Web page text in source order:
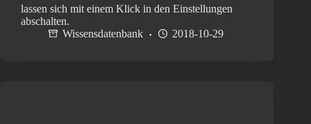
lassen sich mit einem Klick in den Einstellungen
abschalten.
Wissensdatenbank
2018-10-29